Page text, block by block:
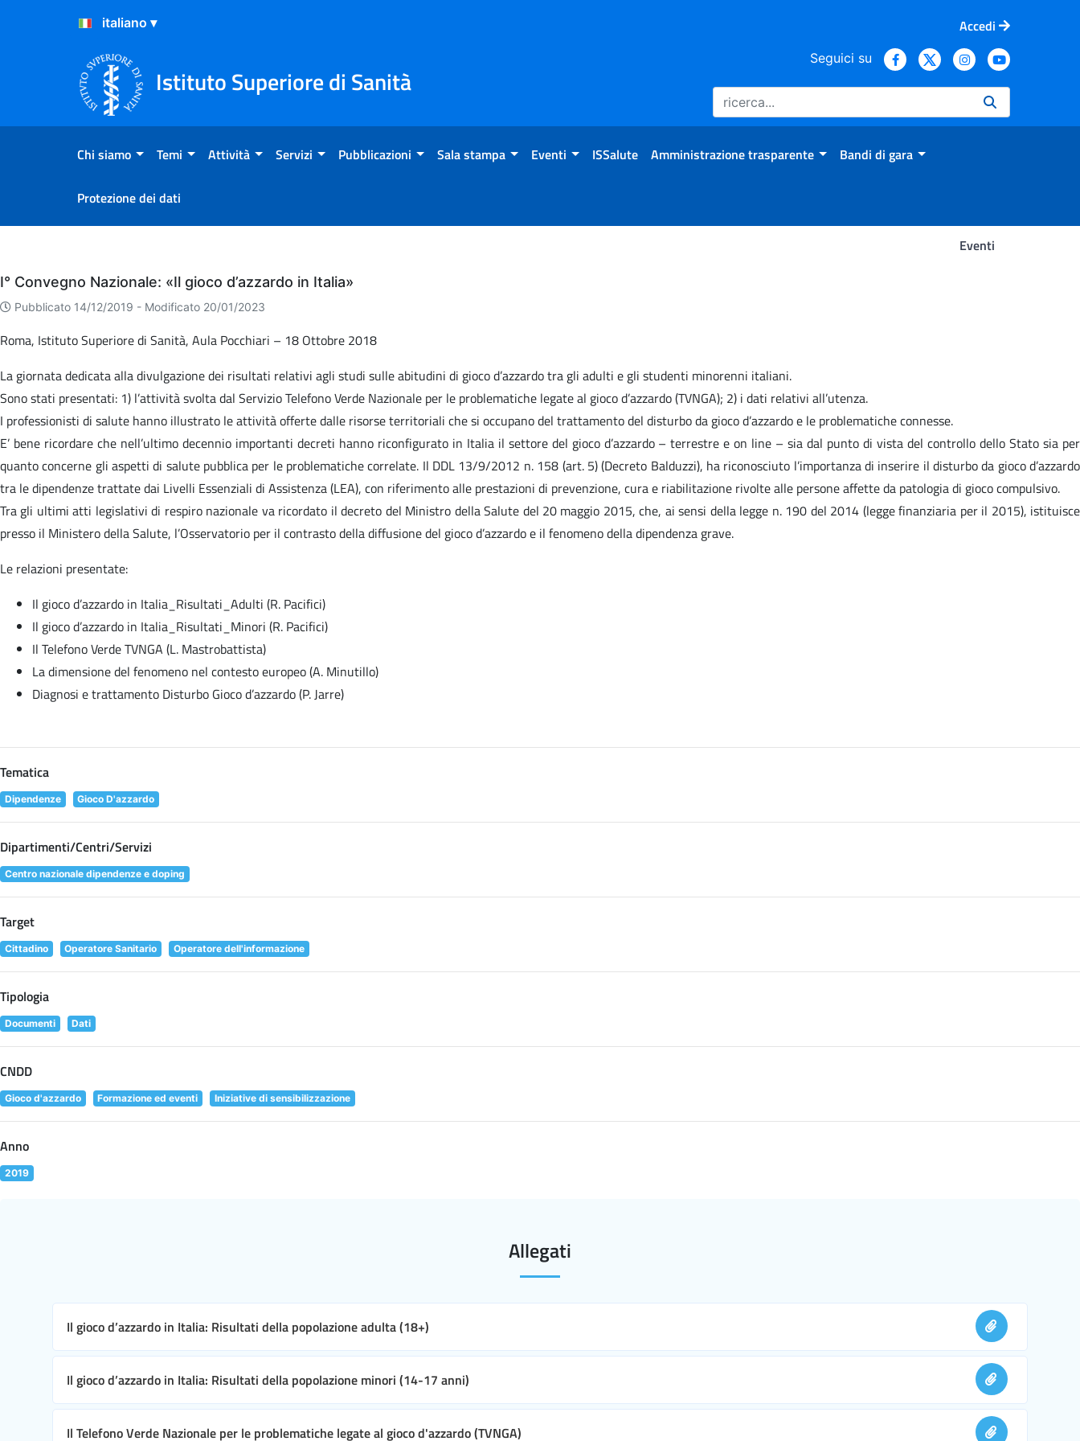
Salta al Contenuto
Salta al Footer
Accedi
Istituto Superiore di Sanità
Seguici su
Chi siamo Temi Attività Servizi Pubblicazioni Sala stampa Eventi ISSalute Amministrazione trasparente Bandi di gara
Protezione dei dati
Eventi
Eventi
I° Convegno Nazionale: «Il gioco d’azzardo in Italia»
Pubblicato 14/12/2019 - Modificato 20/01/2023
Roma, Istituto Superiore di Sanità, Aula Pocchiari – 18 Ottobre 2018
La giornata dedicata alla divulgazione dei risultati relativi agli studi sulle abitudini di gioco d’azzardo tra gli adulti e gli studenti minorenni italiani.
Sono stati presentati: 1) l’attività svolta dal Servizio Telefono Verde Nazionale per le problematiche legate al gioco d’azzardo (TVNGA); 2) i dati relativi all’utenza.
I professionisti di salute hanno illustrato le attività offerte dalle risorse territoriali che si occupano del trattamento del disturbo da gioco d’azzardo e le problematiche connesse.
E’ bene ricordare che nell’ultimo decennio importanti decreti hanno riconfigurato in Italia il settore del gioco d’azzardo – terrestre e on line – sia dal punto di vista del controllo dello Stato sia per
quanto concerne gli aspetti di salute pubblica per le problematiche correlate. Il DDL 13/9/2012 n. 158 (art. 5) (Decreto Balduzzi), ha riconosciuto l’importanza di inserire il disturbo da gioco d’azzardo
tra le dipendenze trattate dai Livelli Essenziali di Assistenza (LEA), con riferimento alle prestazioni di prevenzione, cura e riabilitazione rivolte alle persone affette da patologia di gioco compulsivo.
Tra gli ultimi atti legislativi di respiro nazionale va ricordato il decreto del Ministro della Salute del 20 maggio 2015, che, ai sensi della legge n. 190 del 2014 (legge finanziaria per il 2015), istituisce
presso il Ministero della Salute, l’Osservatorio per il contrasto della diffusione del gioco d’azzardo e il fenomeno della dipendenza grave.
Le relazioni presentate:
Il gioco d’azzardo in Italia_Risultati_Adulti (R. Pacifici)
Il gioco d’azzardo in Italia_Risultati_Minori (R. Pacifici)
Il Telefono Verde TVNGA (L. Mastrobattista)
La dimensione del fenomeno nel contesto europeo (A. Minutillo)
Diagnosi e trattamento Disturbo Gioco d’azzardo (P. Jarre)
Tematica
Dipendenze Gioco D'azzardo
Dipartimenti/Centri/Servizi
Centro nazionale dipendenze e doping
Target
Cittadino Operatore Sanitario Operatore dell'informazione
Tipologia
Documenti Dati
CNDD
Gioco d'azzardo Formazione ed eventi Iniziative di sensibilizzazione
Anno
2019
Allegati
Il gioco d’azzardo in Italia: Risultati della popolazione adulta (18+)
Il gioco d’azzardo in Italia: Risultati della popolazione minori (14-17 anni)
Il Telefono Verde Nazionale per le problematiche legate al gioco d'azzardo (TVNGA)